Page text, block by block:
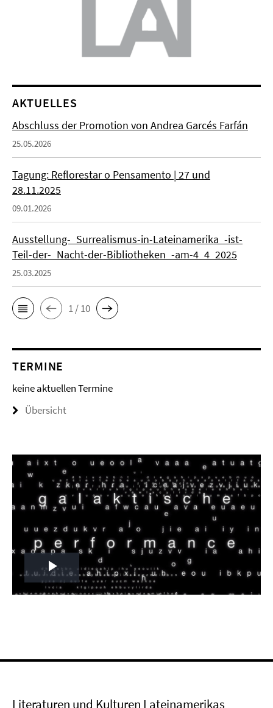
AKTUELLES
Abschluss der Promotion von Andrea Garcés Farfán
25.05.2026
Tagung: Reflorestar o Pensamento | 27 und
28.11.2025
09.01.2026
Ausstellung-_Surrealismus-in-Lateinamerika_-ist-
Teil-der-_Nacht-der-Bibliotheken_-am-4_4_2025
25.03.2025
1 / 10
TERMINE
keine aktuellen Termine
Übersicht
Play
Literaturen und Kulturen Lateinamerikas